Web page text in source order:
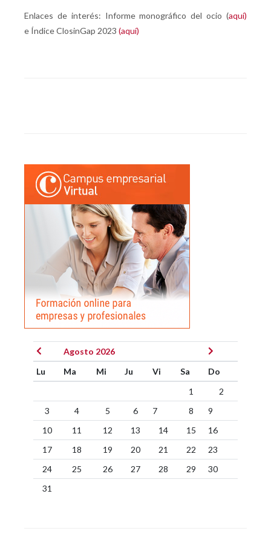
Enlaces de interés: Informe monográfico del ocio (aquí)
e Índice ClosinGap 2023 (aquí)
Agosto 2026
Lu
Ma Mi Ju Vi Sa
Do
1
2
3
4 5 6 7 8
9
10
11 12 13 14 15
16
17
18 19 20 21 22
23
24
25 26 27 28 29
30
31